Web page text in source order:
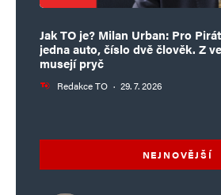
Jak TO je? Milan Urban: Pro
jedna auto, číslo dvě člověk. Z
musejí pryč
Redakce TO · 29. 7. 2026
NEJNOVĚJŠÍ